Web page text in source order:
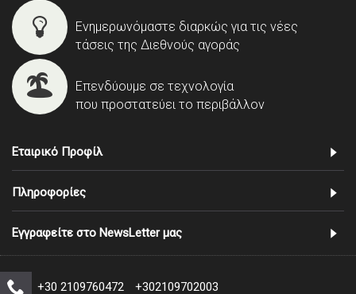
Ενημερωνόμαστε διαρκώς για τις νέες
τάσεις της Διεθνούς αγοράς
Επενδύουμε σε τεχνολογία
που προστατεύει το περιβάλλον
Εταιρικό Προφίλ
Πληροφορίες
Εγγραφείτε στο NewsLetter μας
+30 2109760472 +302109702003